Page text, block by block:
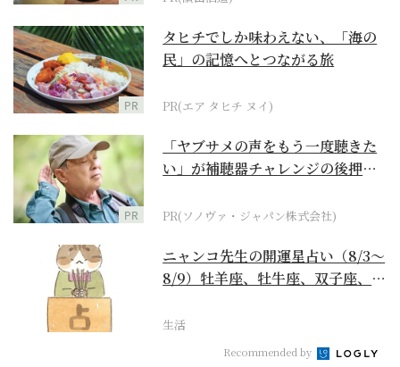
PR
タヒチでしか味わえない、「海の
民」の記憶へとつながる旅
PR(エア タヒチ ヌイ)
PR
「ヤブサメの声をもう一度聴きた
い」が補聴器チャレンジの後押し
PR(ソノヴァ・ジャパン株式会社)
ニャンコ先生の開運星占い（8/3～
8/9）牡羊座、牡牛座、双子座、蟹
生活
Recommended by